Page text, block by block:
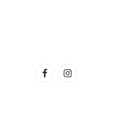
FacebookInstagram